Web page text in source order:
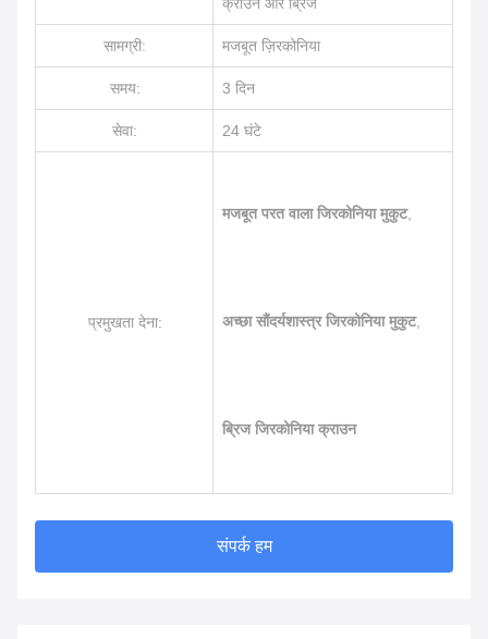
सामग्री: मजबूत ज़िरकोनिया
समय: 3 दिन
सेवा: 24 घंटे
प्रमुखता देना:
मजबूत परत वाला जिरकोनिया मुकुट,
अच्छा सौंदर्यशास्त्र जिरकोनिया मुकुट,
ब्रिज जिरकोनिया क्राउन
संपर्क हम